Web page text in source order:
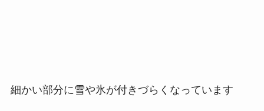
細かい部分に雪や氷が付きづらくなっています